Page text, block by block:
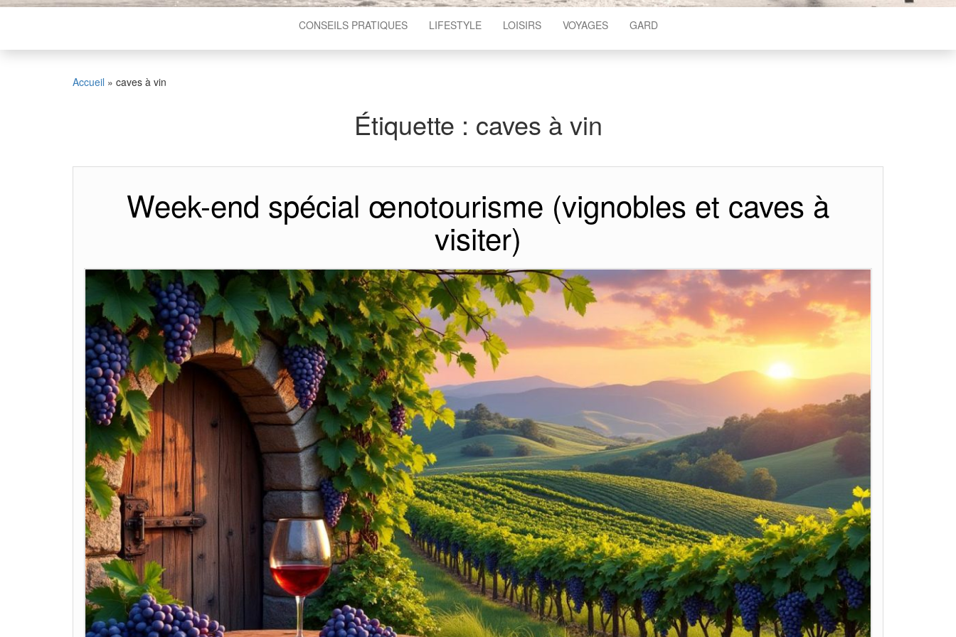
CONSEILS PRATIQUES LIFESTYLE LOISIRS VOYAGES GARD
Accueil » caves à vin
Étiquette : caves à vin
Week-end spécial œnotourisme (vignobles et caves à
visiter)